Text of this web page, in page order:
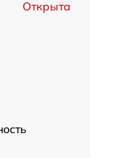
Открыта